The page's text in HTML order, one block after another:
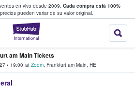
en vivo desde 2009. Cada compra está 100%
pueden variar de su valor original.
StubHub: donde
y venden boletos
am Main Tickets
• 19:00 at Zoom, Frankfurt am Main, HE